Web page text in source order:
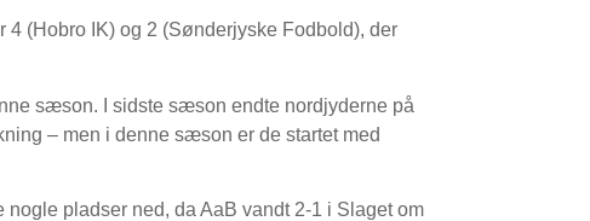
(Hobro IK) og 2 (Sønderjyske Fodbold), der
sæson. I sidste sæson endte nordjyderne på
– men i denne sæson er de startet med
pladser ned, da AaB vandt 2-1 i Slaget om